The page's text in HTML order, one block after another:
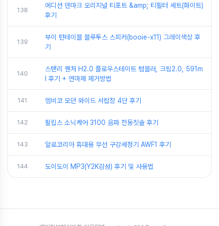
138
에디션 덴마크 오리지널 티포트 &amp; 티필터 세트(화이트)
후기
139
부이 턴테이블 블루투스 스피커(booie-x11) 그레이색상 후
기
140
스탠리 퀜처 H2.0 플로우스테이트 텀블러, 크림2.0, 591m
l 후기 + 연마제 제거방법
141 엠비코 모던 와이드 서랍장 4단 후기
142 필립스 소닉케어 3100 음파 전동칫솔 후기
143 알로코리아 휴대용 무선 구강세정기 AWF1 후기
144 도이도이 MP3(Y2K감성) 후기 및 사용법